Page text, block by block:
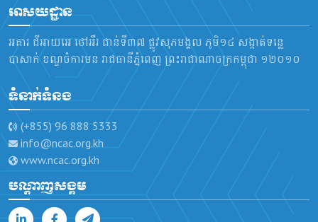
អាសយដ្ឋាន
អគារ ជីអាយអេ ថៅអឺរ ជាន់ទី៣៧ ផ្លូវសុភមង្គល ភូមិ១៤ សង្កាត់ទន្លេ
បាសាក់ ខណ្ឌចំការមន រាជធានីភ្នំពេញ ព្រះរាជាណាចក្រកម្ពុជា ១២០១០
ទំនាក់ទំនង
(+855) 96 888 5333
info@ncac.org.kh
www.ncac.org.kh
បណ្តាញសង្គម